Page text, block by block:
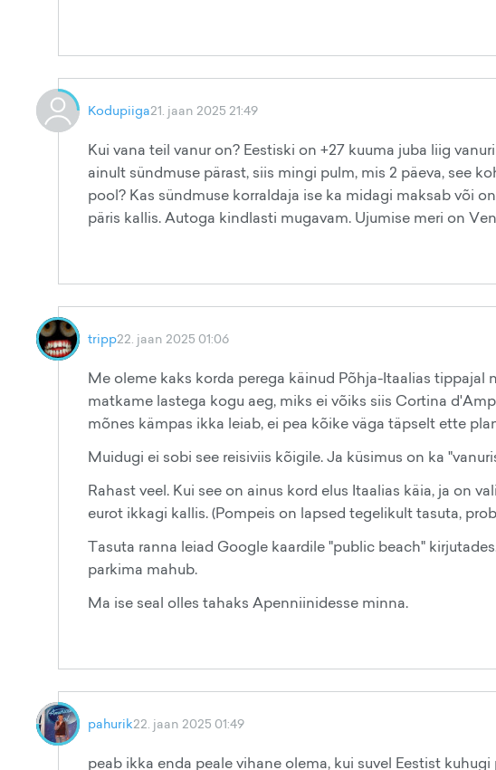
Kodupiiga21. jaan 2025 21:49
Kui vana teil vanur on? Eestiski on +27 kuuma juba liig
ainult sündmuse pärast, siis mingi pulm, mis 2 päeva, see
pool? Kas sündmuse korraldaja ise ka midagi maksab või
päris kallis. Autoga kindlasti mugavam. Ujumise meri on
tripp22. jaan 2025 01:06
Me oleme kaks korda perega käinud Põhja-Itaalias
matkame lastega kogu aeg, miks ei võiks siis Cortina
mõnes kämpas ikka leiab, ei pea kõike väga täpselt ette
Muidugi ei sobi see reisiviis kõigile. Ja küsimus on ka
Rahast veel. Kui see on ainus kord elus Itaalias käia, ja on
eurot ikkagi kallis. (Pompeis on lapsed tegelikult tasuta,
Tasuta ranna leiad Google kaardile "public beach"
parkima mahub.
Ma ise seal olles tahaks Apenniinidesse minna.
pahurik22. jaan 2025 01:49
peab ikka enda peale vihane olema, kui suvel Eestist